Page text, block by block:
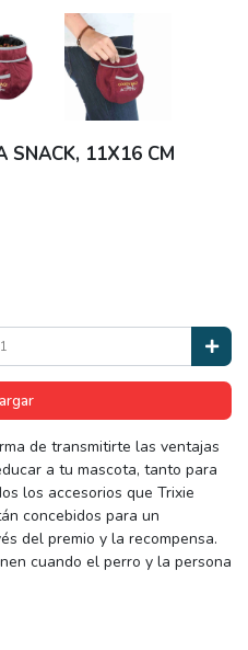
SNACK, 11X16 CM
de transmitirte las ventajas
a tu mascota, tanto para
los accesorios que Trixie
concebidos para un
del premio y la recompensa.
cuando el perro y la persona